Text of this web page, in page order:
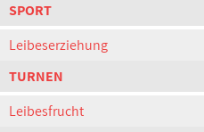
SPORT
Leibeserziehung
TURNEN
Leibesfrucht